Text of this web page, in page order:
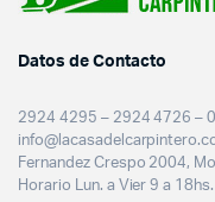
Datos de Contacto
2924 4295 – 2924 4726 –
Fernandez Crespo 2004,
Horario Lun. a Vier 9 a